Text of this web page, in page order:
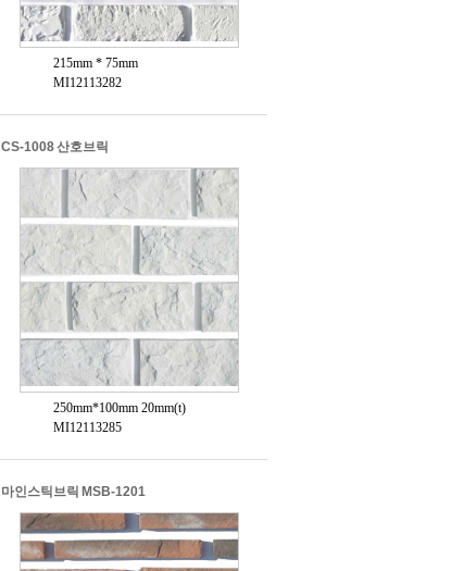
215mm * 75mm
MI12113282
CS-1008 산호브릭
250mm*100mm 20mm(t)
MI12113285
마인스틱브릭 MSB-1201